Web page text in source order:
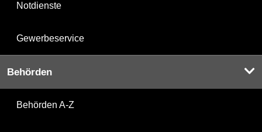
Notdienste
Gewerbeservice
Behörden
Behörden A-Z